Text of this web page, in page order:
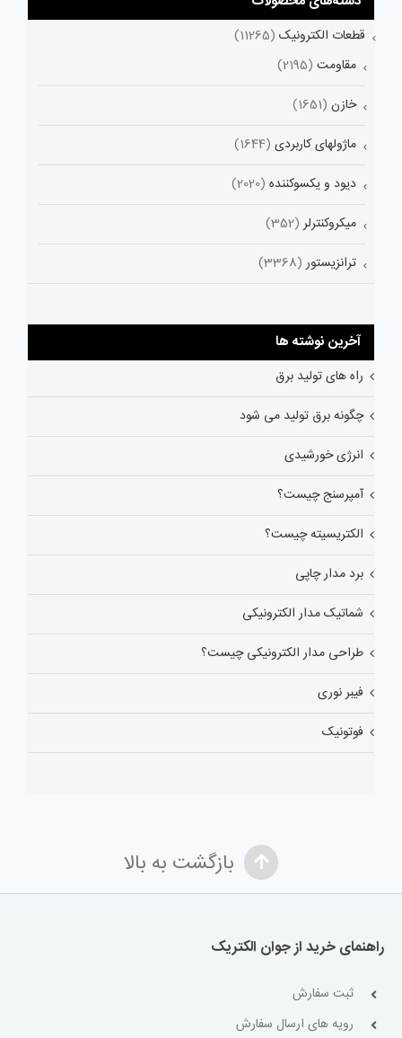
قطعات الکترونیک (11265)
مقاومت (2195)
خازن (1651)
ماژولهای کاربردی (1644)
دیود و یکسوکننده (2020)
میکروکنترلر (352)
ترانزیستور (3368)
آخرین نوشته ها
راه های تولید برق
چگونه برق تولید می شود
انرژی خورشیدی
آمپرسنج چیست؟
الکتریسیته چیست؟
برد مدار چاپی
شماتیک مدار الکترونیکی
طراحی مدار الکترونیکی چیست؟
فیبر نوری
فوتونیک
بازگشت به بالا
راهنمای خرید از جوان الکتریک
ثبت سفارش
رویه های ارسال سفارش